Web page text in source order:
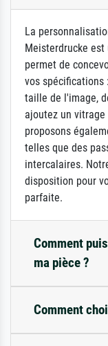
La
Meisterdrucke
permet de
vos spécifications
taille de l'image,
ajoutez un
proposons
telles que des
intercalaires.
disposition pour
parfaite.
Comment
ma pièce ?
Comment